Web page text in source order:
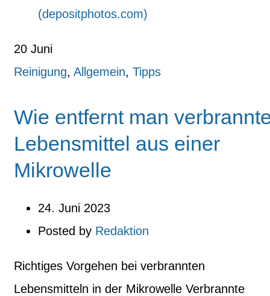
20 Juni
Reinigung, Allgemein, Tipps
Wie entfernt man
Lebensmittel aus einer
Mikrowelle
24. Juni 2023
Posted by Redaktion
Richtiges Vorgehen bei verbrannten
Lebensmitteln in der Mikrowelle Verbrannte